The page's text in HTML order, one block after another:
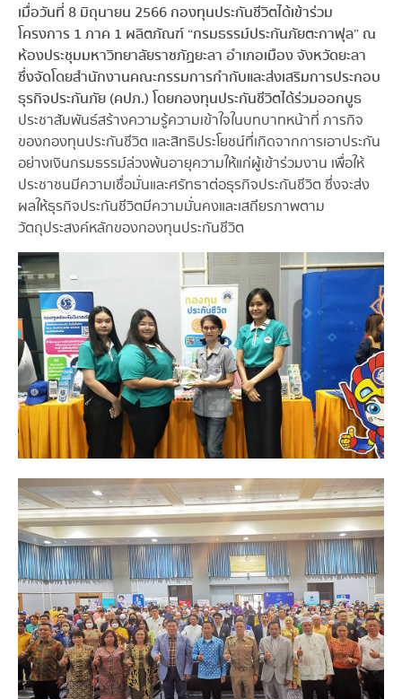
เมื่อวันที่ 8 มิถุนายน 2566 กองทุนประกันชีวิตได้เข้าร่วม
โครงการ 1 ภาค 1 ผลิตภัณฑ์ “กรมธรรม์ประกันภัยตะกาฟุล” ณ
ห้องประชุมมหาวิทยาลัยราชภัฏยะลา อำเภอเมือง จังหวัดยะลา
ซึ่งจัดโดยสำนักงานคณะกรรมการกำกับและส่งเสริมการประกอบ
ธุรกิจประกันภัย (คปภ.) โดยกองทุนประกันชีวิตได้ร่วมออกบูธ
ประชาสัมพันธ์สร้างความรู้ความเข้าใจในบทบาทหน้าที่ ภารกิจ
ของกองทุนประกันชีวิต และสิทธิประโยชน์ที่เกิดจากการเอาประกัน
อย่างเงินกรมธรรม์ล่วงพ้นอายุความให้แก่ผู้เข้าร่วมงาน เพื่อให้
ประชาชนมีความเชื่อมั่นและศรัทธาต่อธุรกิจประกันชีวิต ซึ่งจะส่ง
ผลให้ธุรกิจประกันชีวิตมีความมั่นคงและเสถียรภาพตาม
วัตถุประสงค์หลักของกองทุนประกันชีวิต